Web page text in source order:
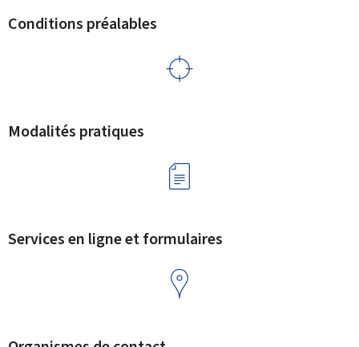
Conditions préalables
Modalités pratiques
Services en ligne et formulaires